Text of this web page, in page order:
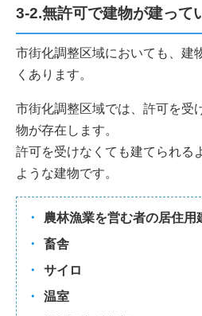
3-2.無許可で建物が建って
市街化調整区域においても、建
くあります。
市街化調整区域では、許可を受
物が存在します。
許可を受けなくても建てられる
ような建物です。
農林漁業を営む者の居住用
畜舎
サイロ
温室